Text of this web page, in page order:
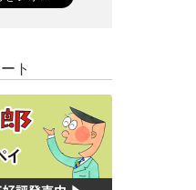
ト